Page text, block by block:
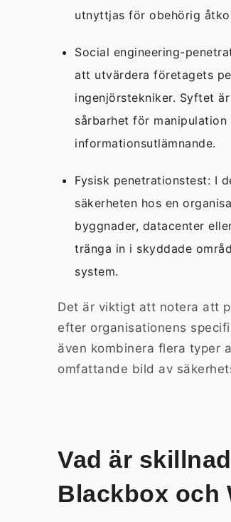
utnyttjas för obehörig
Social engineering-
att utvärdera företagets
ingenjörstekniker. Syftet
sårbarhet för
informationsutlämnande.
Fysisk penetrationstest: I
säkerheten hos en
byggnader, datacenter
tränga in i skyddade
system.
Det är viktigt att notera att
efter organisationens
även kombinera flera typer
omfattande bild av
Vad är
Blackbox och